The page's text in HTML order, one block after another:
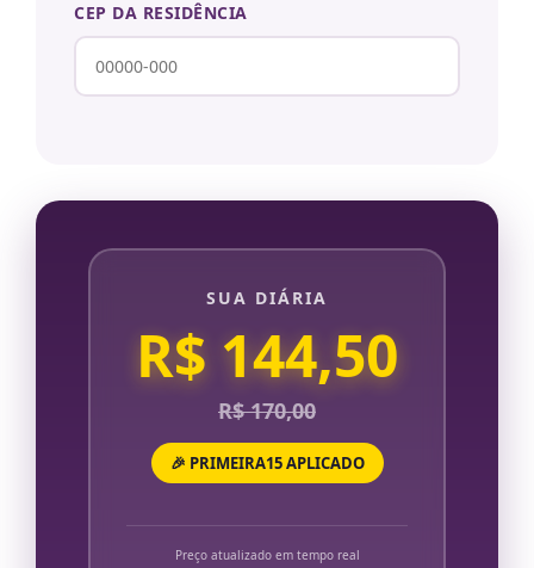
CEP DA RESIDÊNCIA
SUA DIÁRIA
R$ 144,50
R$ 170,00
🎉 PRIMEIRA15 APLICADO
Preço atualizado em tempo real